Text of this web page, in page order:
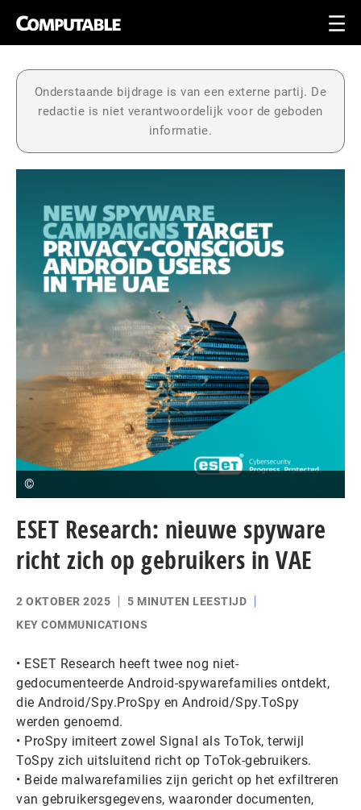
Onderstaande bijdrage is van een externe partij. De
redactie is niet verantwoordelijk voor de geboden
informatie.
©
ESET Research: nieuwe spyware
richt zich op gebruikers in VAE
2 OKTOBER 2025
5 MINUTEN LEESTIJD
KEY COMMUNICATIONS
• ESET Research heeft twee nog niet-
gedocumenteerde Android-spywarefamilies ontdekt,
die Android/Spy.ProSpy en Android/Spy.ToSpy
werden genoemd.
• ProSpy imiteert zowel Signal als ToTok, terwijl
ToSpy zich uitsluitend richt op ToTok-gebruikers.
• Beide malwarefamilies zijn gericht op het exfiltreren
van gebruikersgegevens, waaronder documenten,